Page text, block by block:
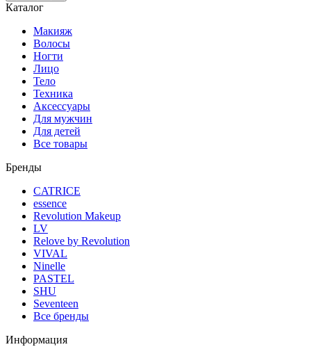
Каталог
Макияж
Волосы
Ногти
Лицо
Тело
Техника
Аксессуары
Для мужчин
Для детей
Все товары
Бренды
CATRICE
essence
Revolution Makeup
LV
Relove by Revolution
VIVAL
Ninelle
PASTEL
SHU
Seventeen
Все бренды
Информация